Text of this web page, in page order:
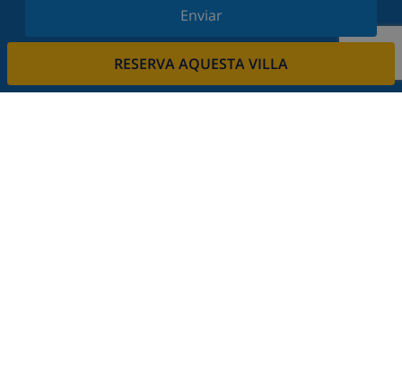
RESERVA AQUESTA VILLA
Enviar
Subscriu-vos al nostre butlletí i estigues informat
de les últimes novetats i ofertes. Respectem la
vostra privadesa.